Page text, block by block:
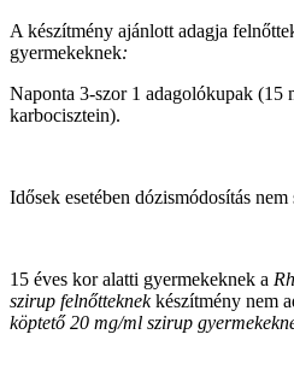
A készítmény ajánlott adagja
gyermekeknek:
Naponta 3-szor 1 adagolókupak (15
karbocisztein).
Idősek esetében dózismódosítás nem
15 éves kor alatti gyermekeknek a
szirup felnőtteknekkészítmény nem
köptető 20 mg/ml szirup